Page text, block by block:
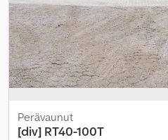
Perävaunut
[div] RT40-100T